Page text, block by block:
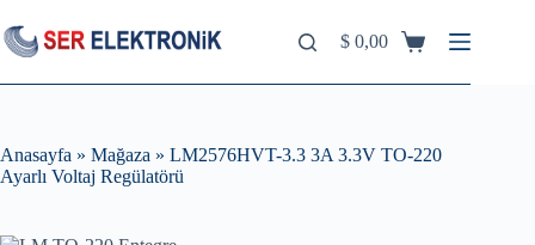
to
content
Shopping
$ 0,00
Anasayfa » Mağaza » LM2576HVT-3.3 3A 3.3V TO-220
Ayarlı Voltaj Regülatörü